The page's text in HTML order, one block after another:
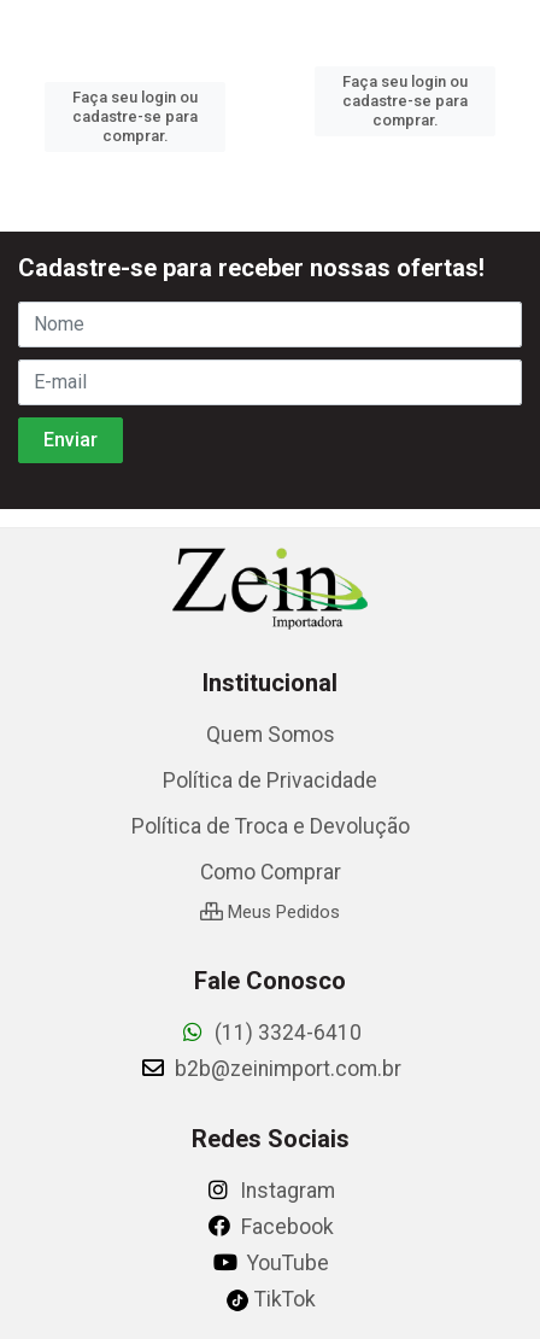
Faça seu login ou
cadastre-se para
comprar.
Faça seu login ou
cadastre-se para
comprar.
Cadastre-se para receber nossas ofertas!
Institucional
Quem Somos
Política de Privacidade
Política de Troca e Devolução
Como Comprar
Meus Pedidos
Fale Conosco
(11) 3324-6410
b2b@zeinimport.com.br
Redes Sociais
Instagram
Facebook
YouTube
TikTok